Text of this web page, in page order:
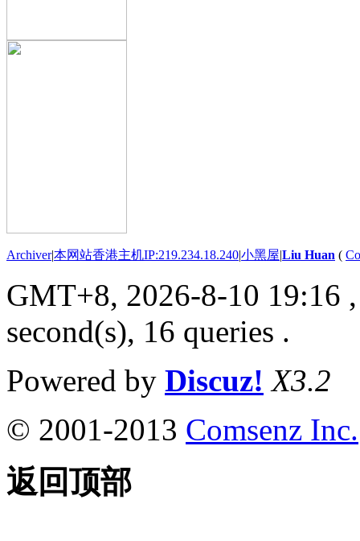
Archiver|本网站香港主机IP:219.234.18.240|小黑屋|Liu Huan (
GMT+8, 2026-8-10 19:16
second(s), 16 queries .
Powered by Discuz! X3.2
© 2001-2013 Comsenz Inc.
返回顶部